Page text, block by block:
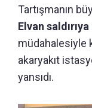
Tartışmanın
Elvan saldırıya
müdahalesiyle
akaryakıt
yansıdı.